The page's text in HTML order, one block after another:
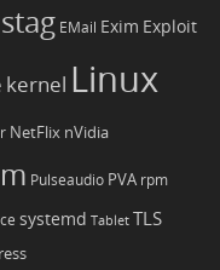
EMail Exim Exploit
kernel Linux
NetFlix nVidia
Pulseaudio PVA rpm
systemd Tablet TLS